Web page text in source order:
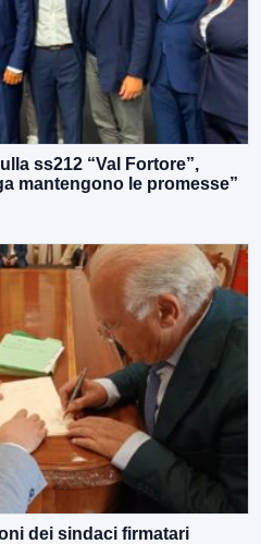
ss212 “Val Fortore”,
mantengono le promesse”
dei sindaci firmatari